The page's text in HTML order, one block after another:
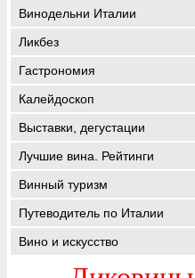
Винодельни Италии
Ликбез
Гастрономия
Калейдоскоп
Выставки, дегустации
Лучшие вина. Рейтинги
Винный туризм
Путеводитель по Италии
Вино и искусство